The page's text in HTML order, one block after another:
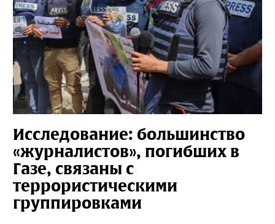
Исследование: большинство
«журналистов», погибших в
Газе, связаны с
террористическими
группировками